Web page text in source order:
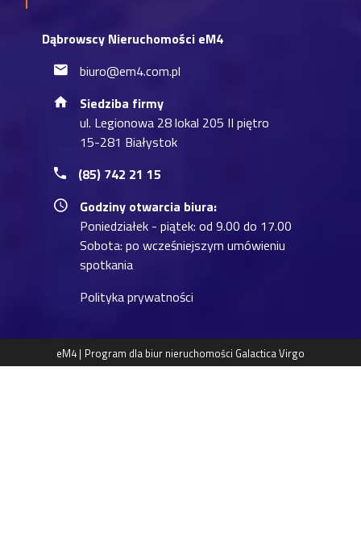
Dąbrowscy Nieruchomości eM4
biuro@em4.com.pl
Siedziba firmy
ul. Legionowa 28 lokal 205 II piętro
15-281 Białystok
(85) 742 21 15
Godziny otwarcia biura:
Poniedziałek - piątek: od 9.00 do 17.00
Sobota: po wcześniejszym umówieniu
spotkania
Polityka prywatności
eM4 | Program dla biur nieruchomości Galactica Virgo